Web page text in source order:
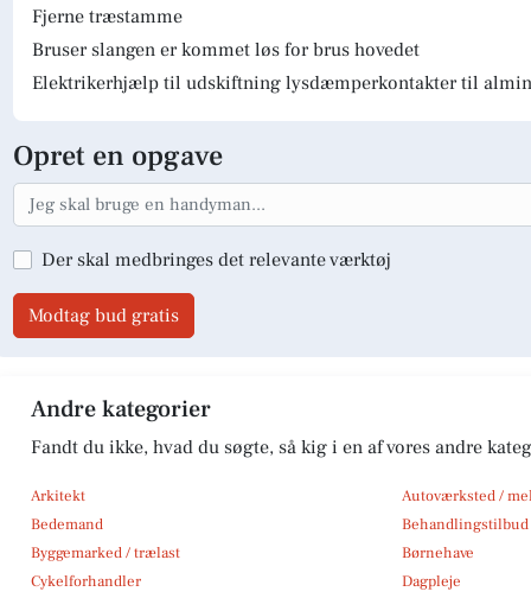
Fjerne træstamme
Bruser slangen er kommet løs for brus hovedet
Elektrikerhjælp til udskiftning lysdæmperkontakter til
Opret en opgave
Der skal medbringes det relevante værktøj
Modtag bud gratis
Andre kategorier
Fandt du ikke, hvad du søgte, så kig i en af vores andre
Arkitekt Autoværksted /
Bedemand
Behandlingstilbud
Byggemarked / trælast
Børnehave
Cykelforhandler
Dagpleje